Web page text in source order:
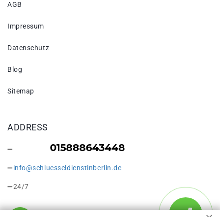
AGB
Impressum
Datenschutz
Blog
Sitemap
ADDRESS
info@schluesseldienstinberlin.de
24/7